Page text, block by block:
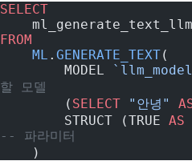
SELECT
FROM
    ML
. GENERATE_TEXT(
        MODEL
할 모델
        (
SELECT "안녕"
        STRUCT (TRUE
AS
-- 파라미터
    )